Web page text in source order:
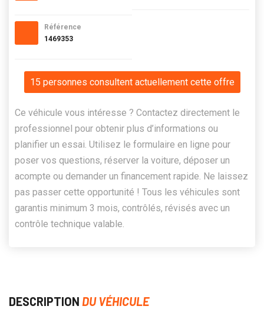
Référence
1469353
15 personnes consultent actuellement cette offre
Ce véhicule vous intéresse ? Contactez directement le
professionnel pour obtenir plus d’informations ou
planifier un essai. Utilisez le formulaire en ligne pour
poser vos questions, réserver la voiture, déposer un
acompte ou demander un financement rapide. Ne laissez
pas passer cette opportunité ! Tous les véhicules sont
garantis minimum 3 mois, contrôlés, révisés avec un
contrôle technique valable.
DESCRIPTION DU VÉHICULE